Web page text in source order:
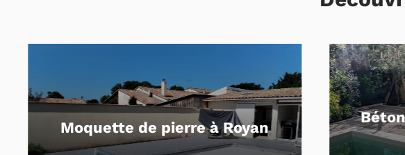
Béton drainant et dalles sur
plots à Royan